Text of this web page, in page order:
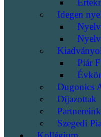
Idegen
Piár
Dugonics
Díjazottak
Partnereink
Szegedi